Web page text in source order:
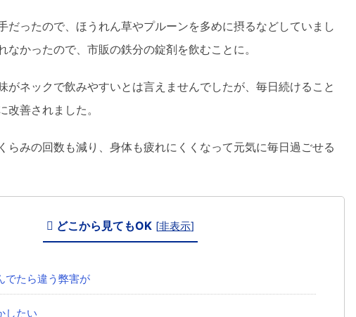
だったので、ほうれん草やプルーンを多めに摂るなどしていまし
なかったので、市販の鉄分の錠剤を飲むことに。
がネックで飲みやすいとは言えませんでしたが、毎日続けること
改善されました。
らみの回数も減り、身体も疲れにくくなって元気に毎日過ごせる
どこから見てもOK [非表示]
でたら違う弊害が
したい